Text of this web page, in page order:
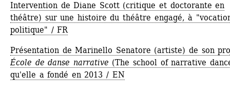
Intervention de Diane Scott (critique et doctorante en
théâtre) sur une histoire du théâtre engagé, à
politique" / FR
Présentation de Marinello Senatore (artiste) de son
École de danse narrative (The school of narrative
qu'elle a fondé en 2013 / EN